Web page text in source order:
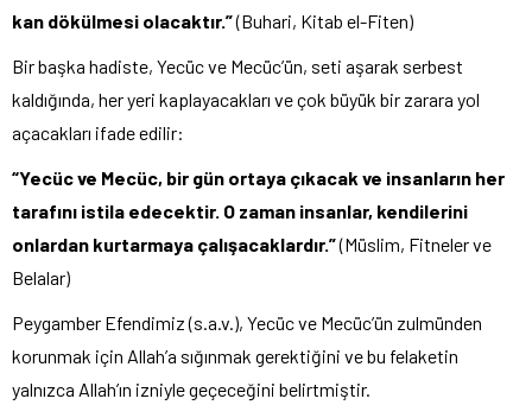
kan dökülmesi olacaktır.”(Buhari, Kitab el-Fiten)
Bir başka hadiste, Yecüc ve Mecüc’ün, seti aşarak serbest
kaldığında, her yeri kaplayacakları ve çok büyük bir zarara yol
açacakları ifade edilir:
“Yecüc ve Mecüc, bir gün ortaya çıkacak ve insanların her
tarafını istila edecektir. O zaman insanlar, kendilerini
onlardan kurtarmaya çalışacaklardır.”(Müslim, Fitneler ve
Belalar)
Peygamber Efendimiz (s.a.v.), Yecüc ve Mecüc’ün zulmünden
korunmak için Allah’a sığınmak gerektiğini ve bu felaketin
yalnızca Allah’ın izniyle geçeceğini belirtmiştir.